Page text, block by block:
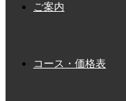
ご案内
コース・価格表